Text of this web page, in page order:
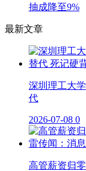
抽成降至9%
最新文章
深圳理工大
代
2026-07-08 0
高管薪资归